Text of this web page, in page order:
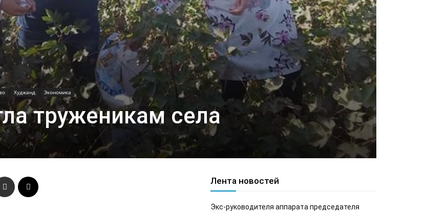
Худжанд Экономика
труженикам села
Лента новостей
Экс-руководителя аппарата председателя